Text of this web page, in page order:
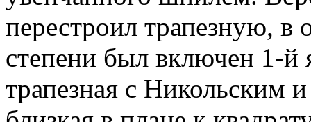
перестроил трапезную, в
степени был включен 1-й
трапезная с Никольским